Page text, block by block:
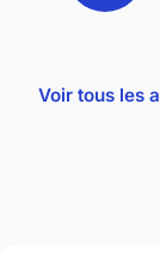
Voir tous les